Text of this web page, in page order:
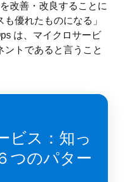
改善・改良することに
優れたものになる」
は、マイクロサービ
ントであると言うこと
ビス：知っ
つのパター